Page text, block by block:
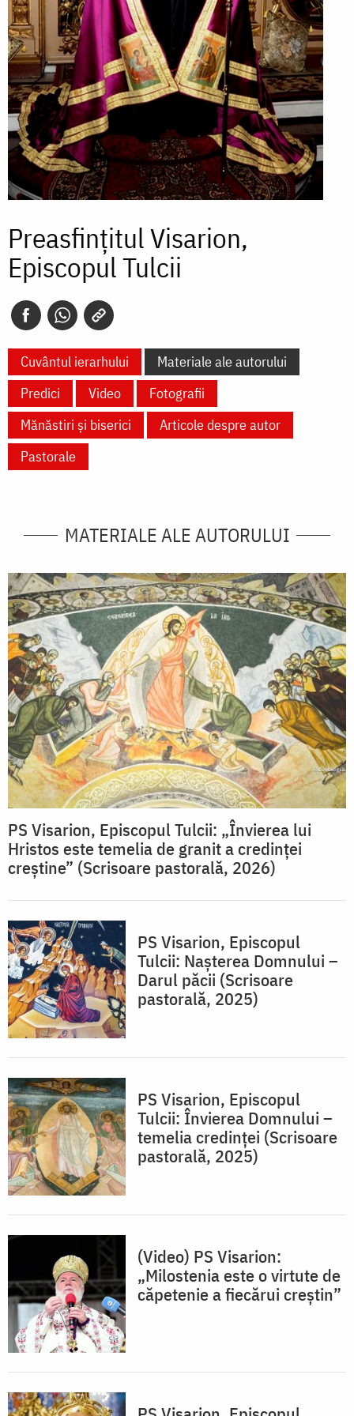
Preasfințitul Visarion,
Episcopul Tulcii
Cuvântul ierarhului
Materiale ale autorului
Predici
Video
Fotografii
Mănăstiri și biserici
Articole despre autor
Pastorale
MATERIALE ALE AUTORULUI
PS Visarion, Episcopul Tulcii: „Învierea lui
Hristos este temelia de granit a credinței
creștine” (Scrisoare pastorală, 2026)
PS Visarion, Episcopul
Tulcii: Nașterea Domnului –
Darul păcii (Scrisoare
pastorală, 2025)
PS Visarion, Episcopul
Tulcii: Învierea Domnului –
temelia credinței (Scrisoare
pastorală, 2025)
(Video) PS Visarion:
„Milostenia este o virtute de
căpetenie a fiecărui creștin”